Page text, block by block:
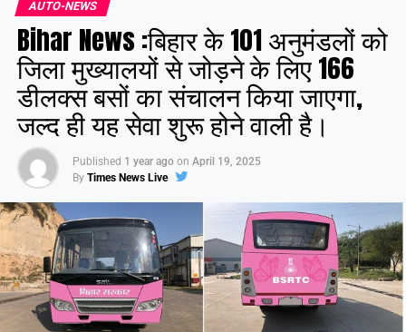
AUTO-NEWS
Bihar News :बिहार के 101 अनुमंडलों को
जिला मुख्यालयों से जोड़ने के लिए 166
डीलक्स बसों का संचालन किया जाएगा,
जल्द ही यह सेवा शुरू होने वाली है।
Published 1 year ago on April 19, 2025
By Times News Live